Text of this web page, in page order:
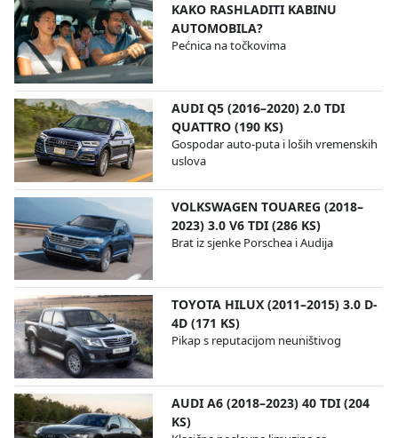
KAKO RASHLADITI KABINU
AUTOMOBILA?
Pećnica na točkovima
AUDI Q5 (2016–2020) 2.0 TDI
QUATTRO (190 KS)
Gospodar auto-puta i loših vremenskih
uslova
VOLKSWAGEN TOUAREG (2018–
2023) 3.0 V6 TDI (286 KS)
Brat iz sjenke Porschea i Audija
TOYOTA HILUX (2011–2015) 3.0 D-
4D (171 KS)
Pikap s reputacijom neuništivog
AUDI A6 (2018–2023) 40 TDI (204
KS)